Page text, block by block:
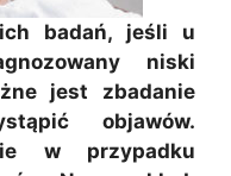
badań, jeśli u
niski
jest zbadanie
objawów.
w przypadku